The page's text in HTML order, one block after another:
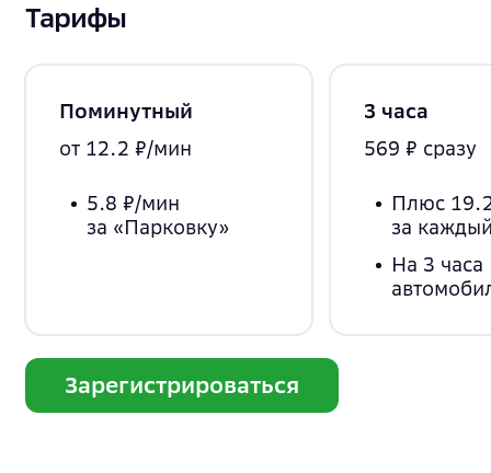
Тарифы
Поминутный
от 12.2 ₽/мин
5.8 ₽/мин
за «Парковку»
3 часа
569 ₽ сразу
Плюс
за
На 3 часа
Зарегистрироваться